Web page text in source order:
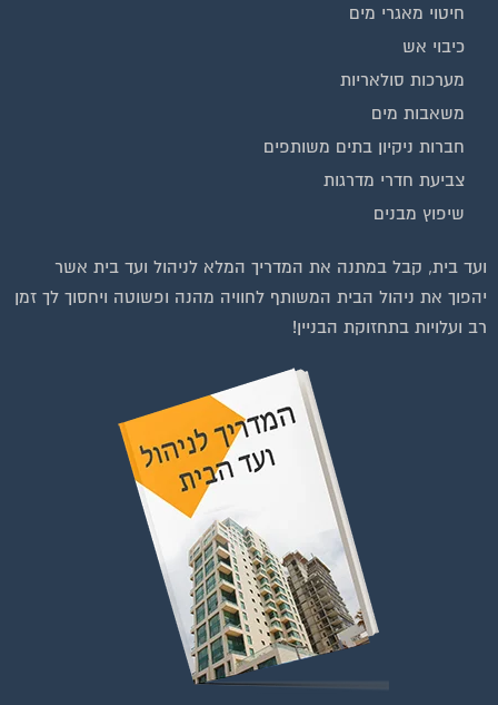
חיטוי מאגרי מים
כיבוי אש
מערכות סולאריות
משאבות מים
חברות ניקיון בתים משותפים
צביעת חדרי מדרגות
שיפוץ מבנים
ועד בית, קבל במתנה את המדריך המלא לניהול ועד בית אשר
יהפוך את ניהול הבית המשותף לחוויה מהנה ופשוטה ויחסוך לך זמן
רב ועלויות בתחזוקת הבניין!
להצטרפות לחצו על התמונה או על הכפתור ושלחו בקשת הצטרפות בדף
הקבוצה
לחץ למעבר לקבוצה